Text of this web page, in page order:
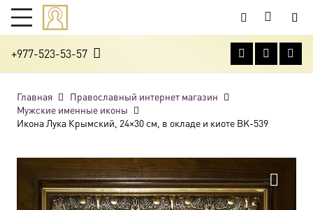
+977-523-53-57
Главная
Православный интернет магазин
Мужские именные иконы
Икона Лука Крымский, 24×30 см, в окладе и киоте BK-539